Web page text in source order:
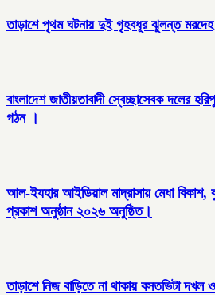
তাড়াশে পৃথম ঘটনায় দুই গৃহবধূর ঝুলন্ত
বাংলাদেশ জাতীয়তাবাদী স্বেচ্ছাসেবক দলের
গঠন ।
আল-ইযহার আইডিয়াল মাদ্রাসায় মেধা
প্রকাশ অনুষ্ঠান ২০২৬ অনুষ্ঠিত।
তাড়াশে নিজ বাড়িতে না থাকায় বসতভিটা দখল